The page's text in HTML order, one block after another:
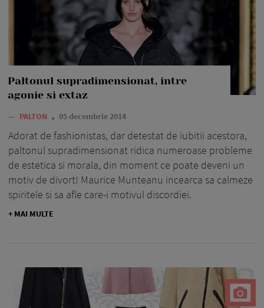
Paltonul supradimensionat, intre
agonie si extaz
— PALTON 05 decembrie 2014
Adorat de fashionistas, dar detestat de iubitii acestora,
paltonul supradimensionat ridica numeroase probleme
de estetica si morala, din moment ce poate deveni un
motiv de divort! Maurice Munteanu incearca sa calmeze
spiritele si sa afle care-i motivul discordiei.
+ MAI MULTE